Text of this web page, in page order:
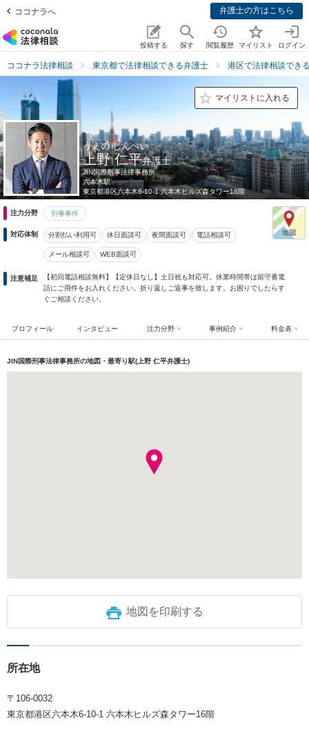
ココナラへ 弁護士の方はこちら
投稿する 探す 閲覧履歴 マイリスト ログイン
ココナラ法律相談 東京都で法律相談できる弁護士 港区で法律相談でき
マイリストに入れる
うえの じんぺい
上野 仁平弁護士
JIN国際刑事法律事務所
六本木駅
東京都港区六本木6-10-1 六本木ヒルズ森タワー16階
注力分野 刑事事件
対応体制 分割払い利用可 休日面談可 夜間面談可 電話相談可
メール相談可 WEB面談可
注意補足
【初回電話相談無料】【定休日なし】土日祝も対応可。休業時間帯は留守番電
話にご用件をお入れください。折り返しご返事を致します。お困りでしたらす
ぐご相談ください。
プロフィール インタビュー 注力分野 事例紹介 料金表
JIN国際刑事法律事務所の地図・最寄り駅(上野 仁平弁護士)
地図を印刷する
所在地
〒106-0032
東京都港区六本木6-10-1 六本木ヒルズ森タワー16階